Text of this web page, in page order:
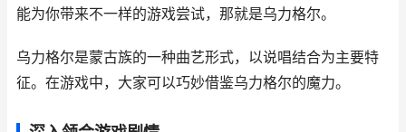
能为你带来不一样的游戏尝试，那就是乌力格尔。
乌力格尔是蒙古族的一种曲艺形式，以说唱结合为主要特
征。在游戏中，大家可以巧妙借鉴乌力格尔的魔力。